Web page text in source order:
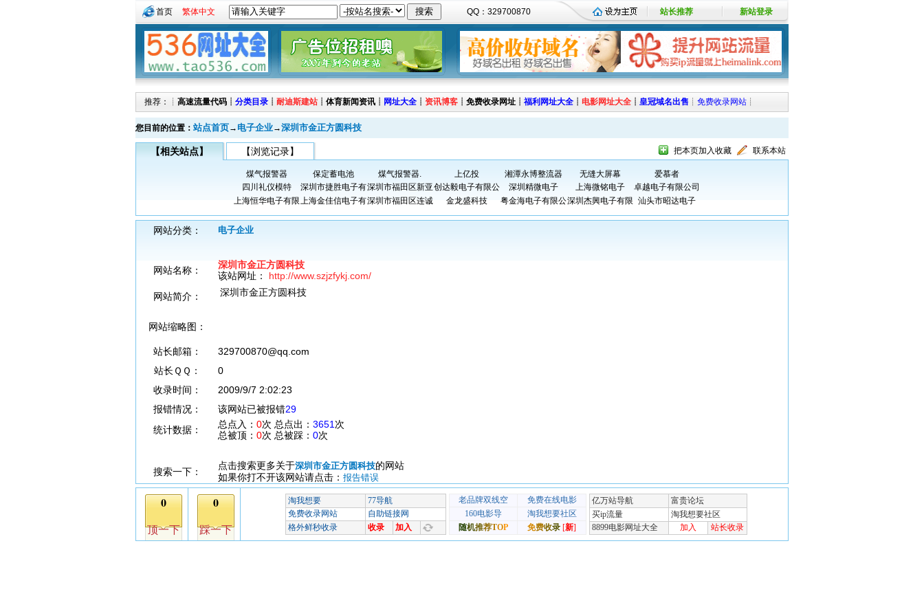
首页 繁体中文 QQ：329700870 站长推荐 新站登录
推荐：┊ 高速流量代码 ┊ 分类目录 ┊ 耐迪斯建站 ┊ 体育新闻资讯 ┊ 网址大全 ┊ 资讯博客 ┊ 免费收录网址 ┊ 福利网址大全 ┊ 电影网址大全 ┊ 皇冠域名出售 ┊ 免费收录网站 ┊
您目前的位置： 站点首页→ 电子企业→深圳市金正方圆科技
【相关站点】 【浏览记录】 把本页加入收藏 联系本站
煤气报警器 保定蓄电池 煤气报警器. 上亿投 湘潭永博整流器 无缝大屏幕
爱慕者
四川礼仪模特
深圳市捷胜电子有深圳市福田区新亚创达毅电子有限公 深圳精微电子 上海微铭电子
卓越电子有限公司
上海恒华电子有限上海金佳信电子有深圳市福田区连诚 金龙盛科技 粤金海电子有限公深圳杰興电子有限 汕头市昭达电子
网站分类： 电子企业
网站名称：
深圳市金正方圆科技
该站网址： http://www.szjzfykj.com/
网站简介：
深圳市金正方圆科技
网站缩略图：
站长邮箱：
329700870@qq.com
站长ＱＱ：
0
收录时间：
2009/9/7 2:02:23
报错情况：
该网站已被报错29
统计数据：
总点入： 0次 总点出： 3651 次
总被顶： 0次 总被踩： 0次
搜索一下：
点击搜索更多关于深圳市金正方圆科技的网站
如果你打不开该网站请点击： 报告错误